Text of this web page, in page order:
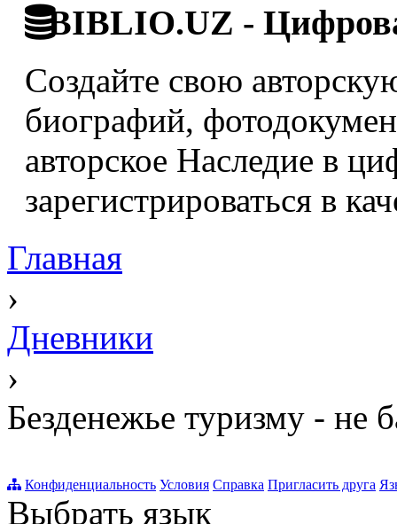
BIBLIO.UZ -
Создайте свою
биографий,
авторское Наследие в
зарегистрироваться в
Главная
›
Дневники
›
Безденежье туризму - не
Конфиденциальность Условия Справка Пригласить друга
Выбрать язык